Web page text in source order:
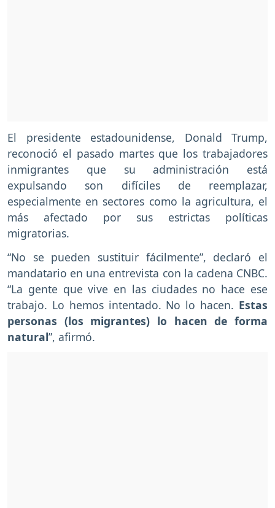
El presidente estadounidense, Donald Trump,
reconoció el pasado martes que los trabajadores
inmigrantes que su administración está
expulsando son difíciles de reemplazar,
especialmente en sectores como la agricultura, el
más afectado por sus estrictas políticas
migratorias.
“No se pueden sustituir fácilmente”, declaró el
mandatario en una entrevista con la cadena CNBC.
“La gente que vive en las ciudades no hace ese
trabajo. Lo hemos intentado. No lo hacen. Estas
personas (los migrantes) lo hacen de forma
natural”, afirmó.